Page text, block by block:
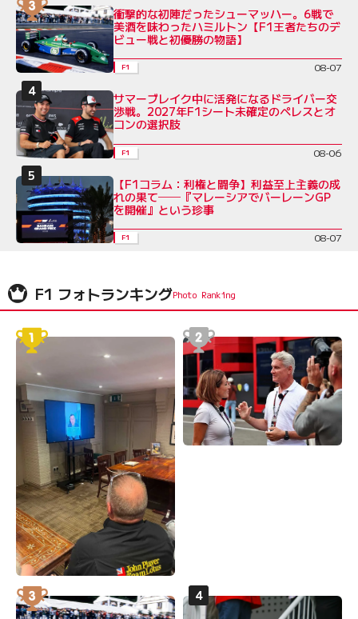
衝撃的な初陣だったシューマッハー。6戦で
美酒を味わったハミルトン【F1王者たちのデ
ビュー戦と初優勝の物語】
F1 08-07
サマーブレイク中に活発になるドライバー交
渉戦。2027年F1シート未確定のペレスとオ
コンの選択肢
F1 08-06
【F1コラム：利権と闘争】利益至上主義の成
れの果て──『マレーシアでバーレーンGP
を開催』という珍事
F1 08-07
F1 フォトランキング